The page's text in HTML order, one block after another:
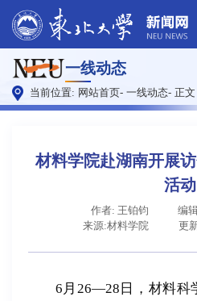
一线动态
当前位置: 网站首页- 一线动态- 正文
材料学院赴湖南开展
活动
作者: 王铂钧
编
来源:材料学院
更
6月26—28日，材料科
原